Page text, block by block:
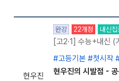
현우진
완강 22개정 내신집
[고2·1] 수능+내신 (
#고등기본 #첫시작
현우진의 시발점 -